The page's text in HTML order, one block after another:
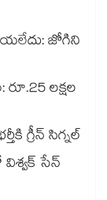
జోగిని
లక్షల
గ్రీన్‌‌ సిగ్నల్
సేన్